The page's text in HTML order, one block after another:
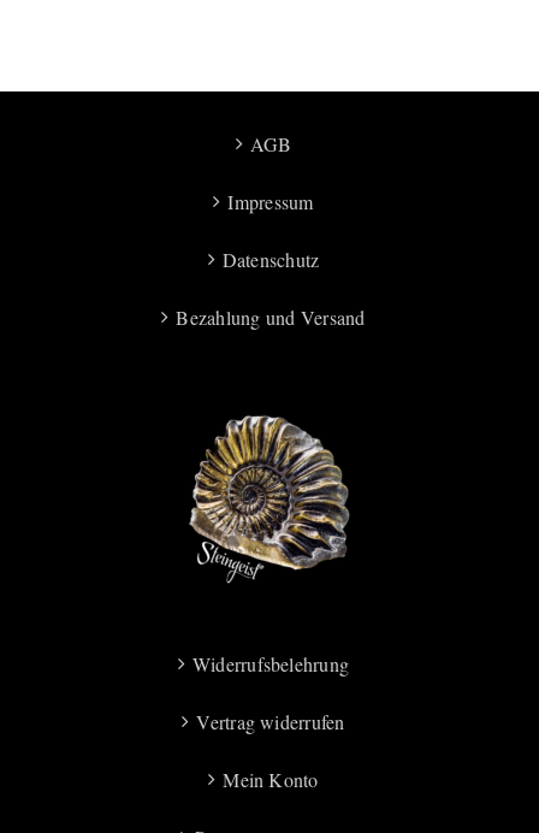
AGB
Impressum
Datenschutz
Bezahlung und Versand
Widerrufsbelehrung
Vertrag widerrufen
Mein Konto